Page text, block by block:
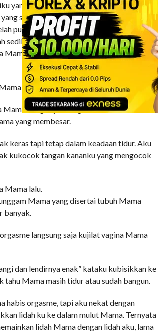
yang kuselipkan ke CD untuk memainkan
sudah keluar. Dada Mama yang kuhisap
puas menghisap dan menjilat puting Mama
sedikit basah sama lendir Mama sendiri.
Mama dan kumasukkan lidahku ke dalam
lagi-lagi keluar.
dengan jari tangan kanan sementara
yang membesar.
keras tapi tetap dalam keadaan tidur. Aku
kukocok tangan kananku yang mengocok
Mama lalu.
Mama yang disertai tubuh Mama
banyak.
langsung saja kujilat vagina Mama
dan lendirnya enak” kataku kubisikkan ke
Mama masih tidur atau sudah bangun.
habis orgasme, tapi aku nekat dengan
lidah ku ke dalam mulut Mama. Ternyata
lidah Mama dengan lidah aku, lama